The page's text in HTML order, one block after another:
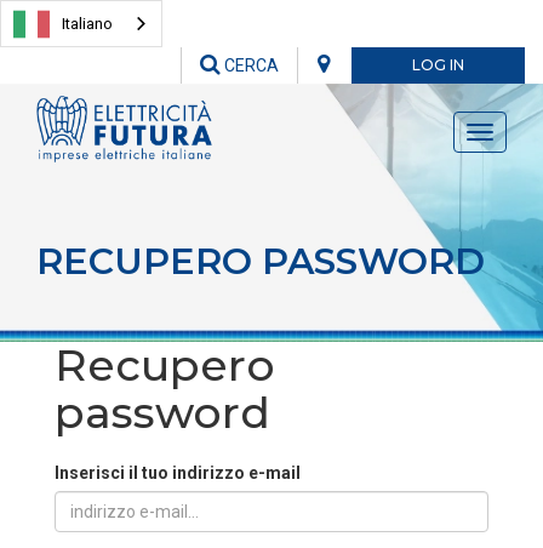
Italiano
LOG IN
CERCA
Toggle
RECUPERO PASSWORD
Recupero
password
Inserisci il tuo indirizzo e-mail